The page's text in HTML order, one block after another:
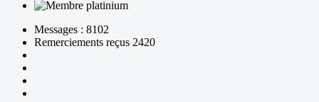
Messages : 8102
Remerciements reçus 2420